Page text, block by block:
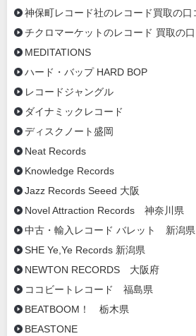
MEDITATIONS
ハード・バップ HARD BOP
レコードジャングル
ダイナミックレコード
ディスクノート盛岡
Neat Records
Knowledge Records
Jazz Records Seeed 大阪
Novel Attraction Records 神奈川県
中古・輸入レコード バレット 新潟県
SHE Ye,Ye Records 新潟県
NEWTON RECORDS 大阪府
ココビートレコード 福島県
BEATBOOM！ 栃木県
BEASTONE